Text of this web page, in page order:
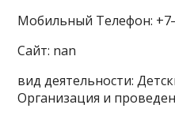
Мобильный Телефон:
Сайт: nan
вид деятельности:
Организация и